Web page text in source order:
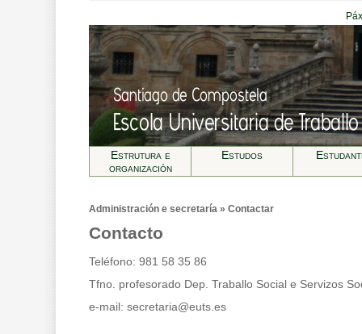
Estrutura e
organización
Estudos
Administración e secretarí­a » Contactar
Contacto
Teléfono: 981 58 35 86
Tfno. profesorado Dep. Traballo Social e Servizos
e-mail: secretaria@euts.es